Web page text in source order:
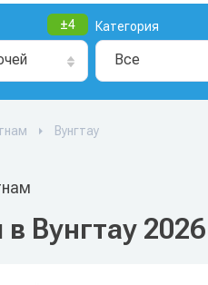
±4 Категория
Все
Вунгтау
Вунгтау 2026